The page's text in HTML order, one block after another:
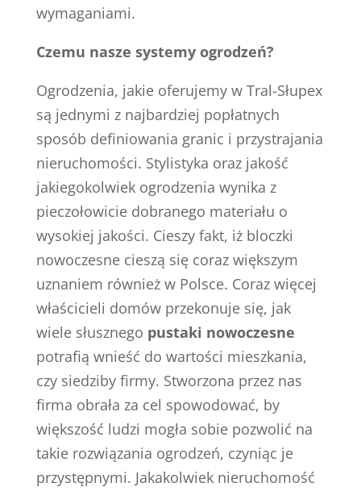
wymaganiami.
Czemu nasze systemy ogrodzeń?
Ogrodzenia, jakie oferujemy w Tral-Słupex
są jednymi z najbardziej popłatnych
sposób definiowania granic i przystrajania
nieruchomości. Stylistyka oraz jakość
jakiegokolwiek ogrodzenia wynika z
pieczołowicie dobranego materiału o
wysokiej jakości. Cieszy fakt, iż bloczki
nowoczesne cieszą się coraz większym
uznaniem również w Polsce. Coraz więcej
właścicieli domów przekonuje się, jak
wiele słusznego pustaki nowoczesne
potrafią wnieść do wartości mieszkania,
czy siedziby firmy. Stworzona przez nas
firma obrała za cel spowodować, by
większość ludzi mogła sobie pozwolić na
takie rozwiązania ogrodzeń, czyniąc je
przystępnymi. Jakakolwiek nieruchomość